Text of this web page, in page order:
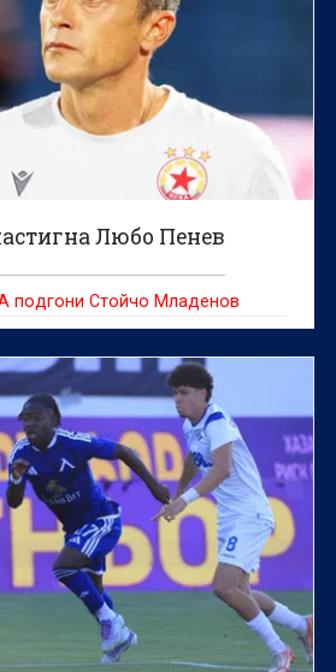
Любо Пенев
подгони Стойчо Младенов